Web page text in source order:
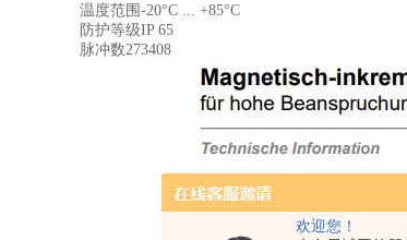
欢迎您！
温度范围-20°C ... +85°C
防护等级IP 65
脉冲数273408